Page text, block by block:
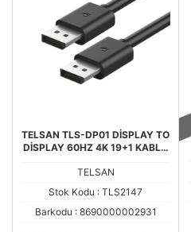
TELSAN TLS-DP01 DİSPLAY TO
DİSPLAY 60HZ 4K 19+1 KABLO
TELSAN
Stok Kodu : TLS2147
Barkodu : 8690000002931